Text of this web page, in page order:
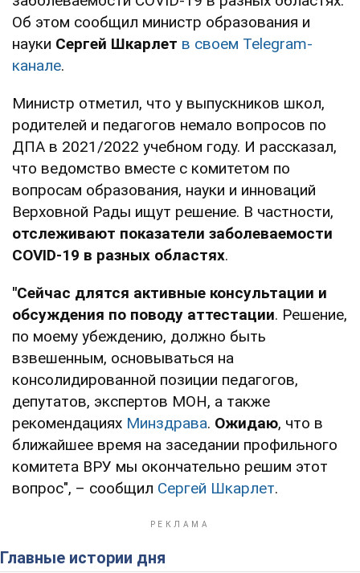
Об этом сообщил министр образования и
науки Сергей Шкарлет в своем Telegram-
канале.
Министр отметил, что у выпускников школ,
родителей и педагогов немало вопросов по
ДПА в 2021/2022 учебном году. И рассказал,
что ведомство вместе с комитетом по
вопросам образования, науки и инноваций
Верховной Рады ищут решение. В частности,
отслеживают показатели заболеваемости
COVID-19 в разных областях.
"Сейчас длятся активные консультации и
обсуждения по поводу аттестации. Решение,
по моему убеждению, должно быть
взвешенным, основываться на
консолидированной позиции педагогов,
депутатов, экспертов МОН, а также
рекомендациях Минздрава. Ожидаю, что в
ближайшее время на заседании профильного
комитета ВРУ мы окончательно решим этот
вопрос", – сообщил Сергей Шкарлет.
Главные истории дня